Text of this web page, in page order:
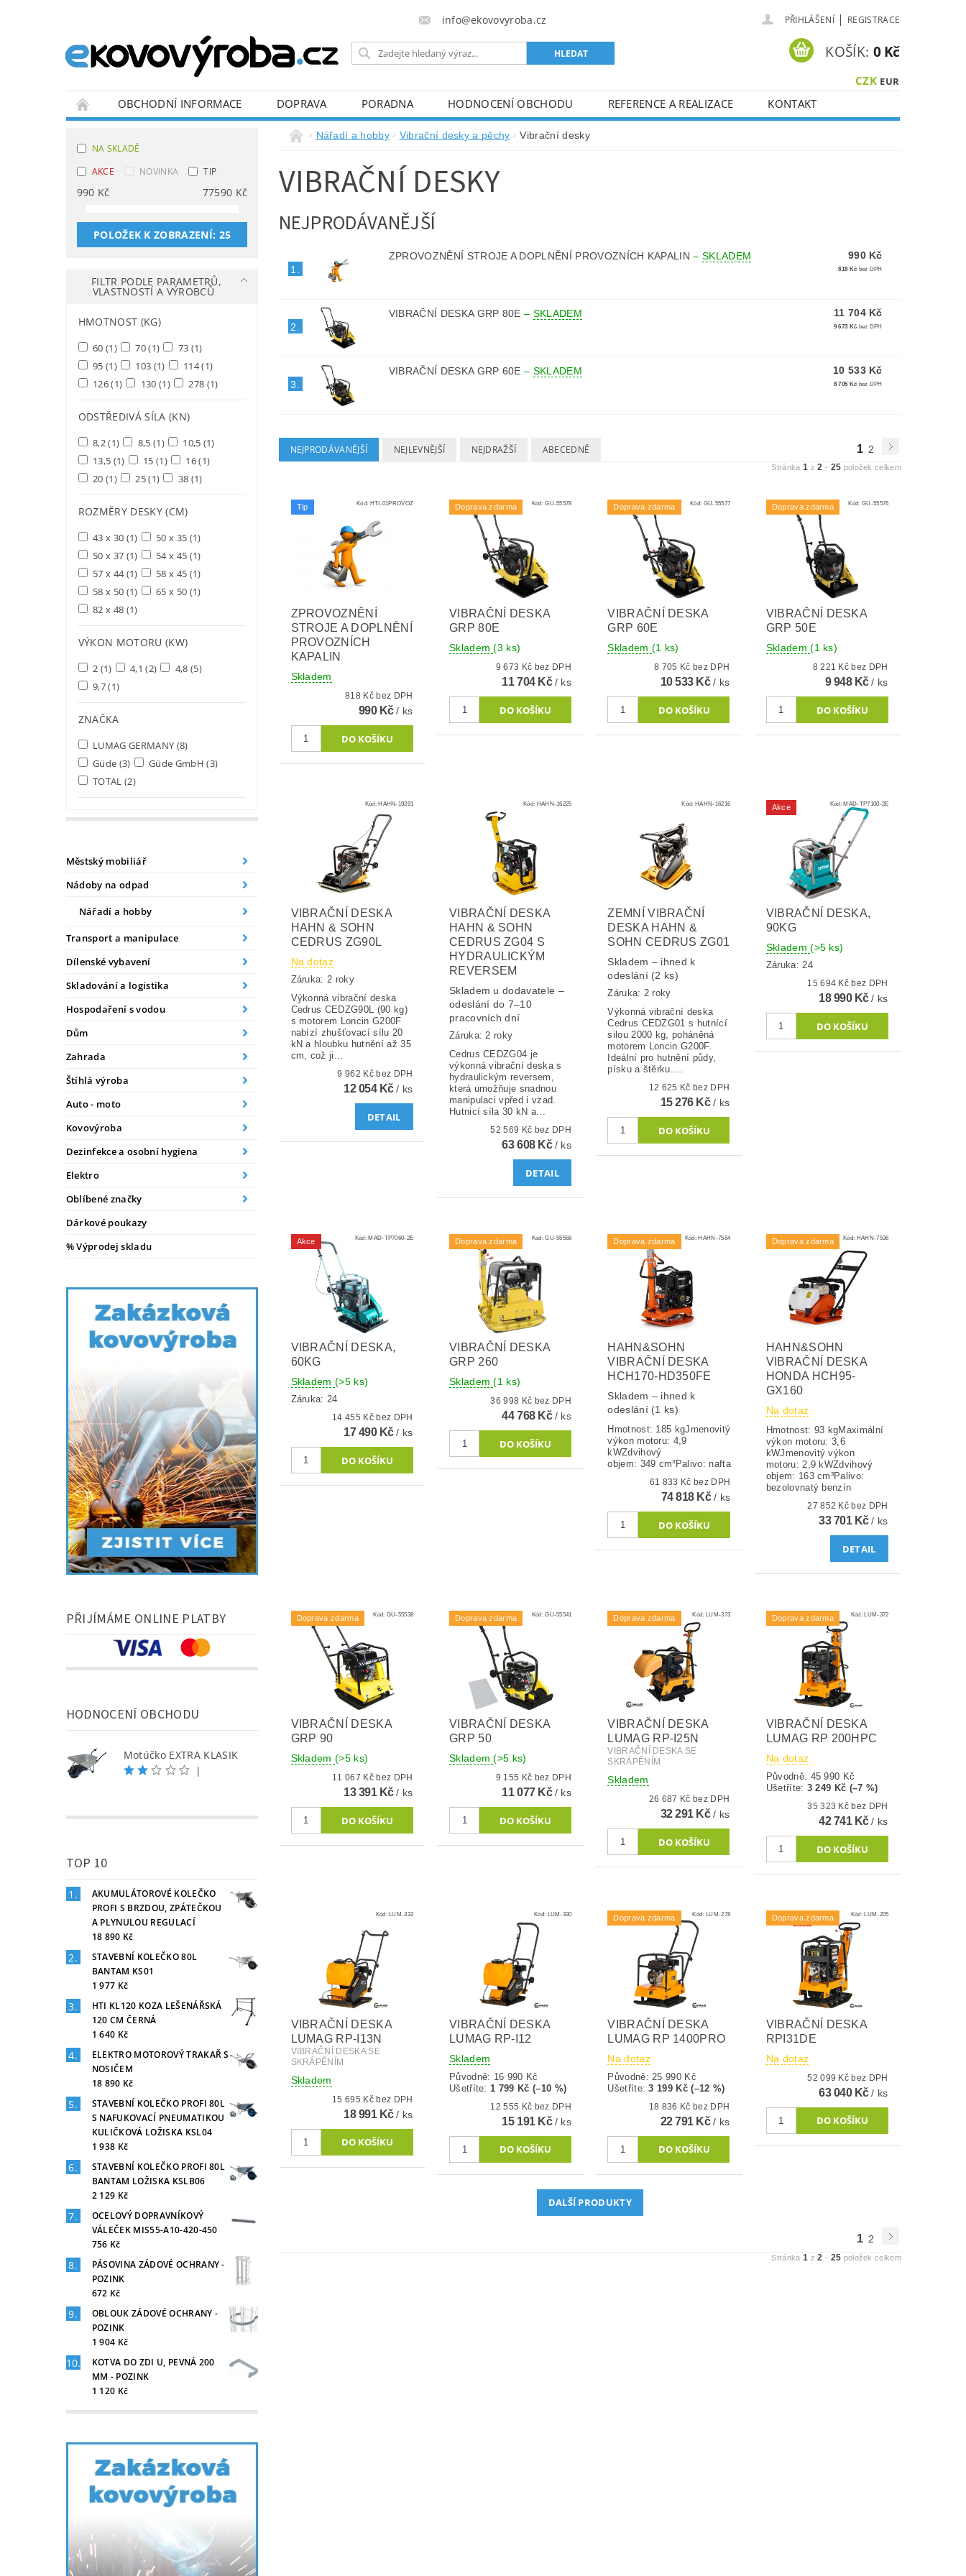
info@ekovovyroba.cz PŘIHLÁŠENÍ | REGISTRACE
CZK EUR
KOŠÍK: 0 Kč
OBCHODNÍ INFORMACE DOPRAVA PORADNA HODNOCENÍ OBCHODU REFERENCE A REALIZACE
KONTAKT
NA SKLADĚ
AKCE
NOVINKA TIP
990 Kč 77590 Kč
POLOŽEK K ZOBRAZENÍ: 25
FILTR PODLE PARAMETRŮ,
VLASTNOSTÍ A VÝROBCŮ
HMOTNOST (KG)
60(1) 70(1) 73 (1)
95(1) 103 (1) 114(1)
126(1) 130 (1) 278 (1)
ODSTŘEDIVÁ SÍLA (KN)
8,2(1) 8,5 (1) 10,5 (1)
13,5 (1) 15 (1) 16(1)
20(1) 25(1) 38 (1)
ROZMĚRY DESKY (CM)
43 x 30 (1) 50 x 35 (1)
50 x 37 (1) 54 x 45 (1)
57 x 44(1) 58 x 45 (1)
58 x 50 (1) 65 x 50 (1)
82 x 48 (1)
VÝKON MOTORU (KW)
2 (1) 4,1(2) 4,8 (5)
9,7(1)
ZNAČKA
LUMAG GERMANY (8)
Güde (3) Güde GmbH(3)
TOTAL(2)
Městský mobiliář
Nádoby na odpad
Nářadí a hobby
Transport a manipulace
Dílenské vybavení
Skladování a logistika
Hospodaření s vodou
Dům
Zahrada
Štíhlá výroba
Auto - moto
Kovovýroba
Dezinfekce a osobní hygiena
Elektro
Oblíbené značky
Dárkové poukazy
% Výprodej skladu
PŘIJÍMÁME ONLINE PLATBY
HODNOCENÍ OBCHODU
Motúčko EXTRA KLASIK
|
TOP 10
AKUMULÁTOROVÉ KOLEČKO
PROFI S BRZDOU, ZPÁTEČKOU
A PLYNULOU REGULACÍ
18 890 Kč
STAVEBNÍ KOLEČKO 80L
BANTAM KS01
1 977 Kč
HTI KL120 KOZA LEŠENÁŘSKÁ
120 CM ČERNÁ
1 640 Kč
ELEKTRO MOTOROVÝ TRAKAŘ S
NOSIČEM
18 890 Kč
STAVEBNÍ KOLEČKO PROFI 80L
S NAFUKOVACÍ PNEUMATIKOU
KULIČKOVÁ LOŽISKA KSL04
1 938 Kč
STAVEBNÍ KOLEČKO PROFI 80L
BANTAM LOŽISKA KSLB06
2 129 Kč
OCELOVÝ DOPRAVNÍKOVÝ
VÁLEČEK MIS55-A10-420-450
756 Kč
PÁSOVINA ZÁDOVÉ OCHRANY -
POZINK
672 Kč
OBLOUK ZÁDOVÉ OCHRANY -
POZINK
1 904 Kč
KOTVA DO ZDI U, PEVNÁ 200
MM - POZINK
1 120 Kč
Nářadí a hobby Vibrační desky a pěchy Vibrační desky
VIBRAČNÍ DESKY
NEJPRODÁVANĚJŠÍ
1.
ZPROVOZNĚNÍ STROJE A DOPLNĚNÍ PROVOZNÍCH KAPALIN–SKLADEM 990 Kč
818 Kč bez DPH
2.
VIBRAČNÍ DESKA GRP 80E– SKLADEM 11 704 Kč
9 673 Kč bez DPH
3.
VIBRAČNÍ DESKA GRP 60E– SKLADEM 10 533 Kč
8 705 Kč bez DPH
NEJPRODÁVANĚJŠÍ NEJLEVNĚJŠÍ NEJDRAŽŠÍ ABECEDNĚ 1 2
Stránka1 z2 - 25 položek celkem
Tip Kód: HTI-01PROVOZ
ZPROVOZNĚNÍ
STROJE A DOPLNĚNÍ
PROVOZNÍCH
KAPALIN
Skladem
818 Kč bez DPH
990 Kč/ ks
Doprava zdarma Kód:GU-55578
VIBRAČNÍ DESKA
GRP 80E
Skladem(3 ks)
9 673 Kč bez DPH
11 704 Kč/ ks
Doprava zdarma Kód: GU-55577
VIBRAČNÍ DESKA
GRP 60E
Skladem (1 ks)
8 705 Kč bez DPH
10 533 Kč/ ks
Doprava zdarma Kód: GU-55576
VIBRAČNÍ DESKA
GRP 50E
Skladem(1 ks)
8 221 Kč bez DPH
9 948 Kč/ ks
Kód:HAHN-19291
VIBRAČNÍ DESKA
HAHN & SOHN
CEDRUS ZG90L
Na dotaz
Záruka: 2 roky
Výkonná vibrační deska
Cedrus CEDZG90L (90 kg)
s motorem Loncin G200F
nabízí zhušťovací sílu 20
kN a hloubku hutnění až 35
cm, což ji...
9 962 Kč bez DPH
12 054 Kč/ ks
DETAIL
Kód: HAHN-16225
VIBRAČNÍ DESKA
HAHN & SOHN
CEDRUS ZG04 S
HYDRAULICKÝM
REVERSEM
Skladem u dodavatele –
odeslání do 7–10
pracovních dní
Záruka: 2 roky
Cedrus CEDZG04 je
výkonná vibrační deska s
hydraulickým reversem,
která umožňuje snadnou
manipulaci vpřed i vzad.
Hutnicí síla 30 kN a...
52 569 Kč bez DPH
63 608 Kč/ ks
DETAIL
Kód: HAHN-16216
ZEMNÍ VIBRAČNÍ
DESKA HAHN &
SOHN CEDRUS ZG01
Skladem – ihned k
odeslání (2 ks)
Záruka: 2 roky
Výkonná vibrační deska
Cedrus CEDZG01 s hutnící
silou 2000 kg, poháněná
motorem Loncin G200F.
Ideální pro hutnění půdy,
písku a štěrku....
12 625 Kč bez DPH
15 276 Kč/ ks
Akce Kód:MAD-TP7100-2E
VIBRAČNÍ DESKA,
90KG
Skladem(>5 ks)
Záruka: 24
15 694 Kč bez DPH
18 990 Kč/ ks
Akce Kód:MAD-TP7060-2E
VIBRAČNÍ DESKA,
60KG
Skladem(>5 ks)
Záruka: 24
14 455 Kč bez DPH
17 490 Kč/ ks
Doprava zdarma Kód:GU-55558
VIBRAČNÍ DESKA
GRP 260
Skladem(1 ks)
36 998 Kč bez DPH
44 768 Kč/ ks
Doprava zdarma Kód:HAHN-7584
HAHN&SOHN
VIBRAČNÍ DESKA
HCH170-HD350FE
Skladem – ihned k
odeslání (1 ks)
Hmotnost: 185 kgJmenovitý
výkon motoru: 4,9
kWZdvihový
objem: 349 cm³Palivo: nafta
61 833 Kč bez DPH
74 818 Kč/ ks
Doprava zdarma Kód: HAHN-7536
HAHN&SOHN
VIBRAČNÍ DESKA
HONDA HCH95-
GX160
Na dotaz
Hmotnost: 93 kgMaximální
výkon motoru: 3,6
kWJmenovitý výkon
motoru: 2,9 kWZdvihový
objem: 163 cm³Palivo:
bezolovnatý benzín
27 852 Kč bez DPH
33 701 Kč/ ks
DETAIL
Doprava zdarma Kód: GU-55538
VIBRAČNÍ DESKA
GRP 90
Skladem(>5 ks)
11 067 Kč bez DPH
13 391 Kč/ ks
Doprava zdarma Kód:GU-55541
VIBRAČNÍ DESKA
GRP 50
Skladem(>5 ks)
9 155 Kč bez DPH
11 077 Kč/ ks
Doprava zdarma Kód: LUM-373
VIBRAČNÍ DESKA
LUMAG RP-I25N
VIBRAČNÍ DESKA SE
SKRÁPĚNÍM
Skladem
26 687 Kč bez DPH
32 291 Kč/ ks
Doprava zdarma Kód:LUM-372
VIBRAČNÍ DESKA
LUMAG RP 200HPC
Na dotaz
Původně: 45 990 Kč
Ušetříte: 3 249 Kč (–7 %)
35 323 Kč bez DPH
42 741 Kč/ ks
Kód:LUM-332
VIBRAČNÍ DESKA
LUMAG RP-I13N
VIBRAČNÍ DESKA SE
SKRÁPĚNÍM
Skladem
15 695 Kč bez DPH
18 991 Kč/ ks
Kód: LUM-330
VIBRAČNÍ DESKA
LUMAG RP-I12
Skladem
Původně: 16 990 Kč
Ušetříte: 1 799 Kč (–10 %)
12 555 Kč bez DPH
15 191 Kč/ ks
Doprava zdarma Kód: LUM-278
VIBRAČNÍ DESKA
LUMAG RP 1400PRO
Na dotaz
Původně: 25 990 Kč
Ušetříte:3 199 Kč (–12 %)
18 836 Kč bez DPH
22 791 Kč/ ks
Doprava zdarma Kód:LUM-205
VIBRAČNÍ DESKA
RPI31DE
Na dotaz
52 099 Kč bez DPH
63 040 Kč/ ks
DALŠÍ PRODUKTY
1 2
Stránka1 z2 - 25 položek celkem